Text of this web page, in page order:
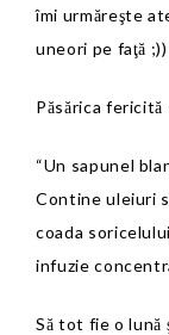
îmi urmăreşte
uneori pe faţă ;))
Păsărica fericită
“Un sapunel
Contine uleiuri
coada
infuzie
Să tot fie o lună